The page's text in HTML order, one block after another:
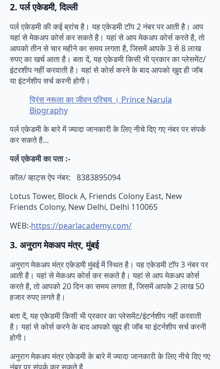
2. पर्ल एकेडमी, दिल्ली
पर्ल एकेडमी की कई ब्रांच है। यह एकेडमी टॉप 2 नंबर पर आती है। आप
यहां से मेकअप कोर्स कर सकते है। यहां से आप मेकअप कोर्स करते है, तो
आपको तीन से चार महीने का समय लगता है, जिसमें आपके 3 से 8 लाख
रुपए का खर्च आता है। बता दें, यह एकेडमी किसी भी प्रकार का प्लेसमेंट/
इंटरशीप नहीं करवाती है। यहां से कोर्स करने के बाद आपको खुद ही जॉब
या इंटर्नशीप सर्च करनी होगी।
प्रिंस नरूला का जीवन परिचय । Prince Narula
Biography
पर्ल एकेडमी के बारे में ज्यादा जानकारी के लिए नीचे दिए गए नंबर पर संपर्क
कर सकते है…
पर्ल एकेडमी का पता :-
कॉल/ व्हाट्स ऐप नंबर: 8383895094
Lotus Tower, Block A, Friends Colony East, New
Friends Colony, New Delhi, Delhi 110065
WEB:-https://pearlacademy.com/
3. अनुराग मेकअप मंत्र, मुंबई
अनुराग मेकअप मंत्र एकेडमी मुंबई में स्थित है। यह एकेडमी टॉप 3 नंबर पर
आती है। यहां से मेकअप कोर्स कर सकते है। यहां से आप मेकअप कोर्स
करते है, तो आपको 20 दिन का समय लगता है, जिसमें आपके 2 लाख 50
हजार रुपए लगते है।
बता दें, यह एकेडमी किसी भी प्रकार का प्लेसमेंट/इंटर्नशीप नहीं करवाती
है। यहां से कोर्स करने के बाद आपको खुद ही जॉब या इंटर्नशीप सर्च करनी
होगी।
अनुराग मेकअप मंत्र एकेडमी के बारे में ज्यादा जानकारी के लिए नीचे दिए गए